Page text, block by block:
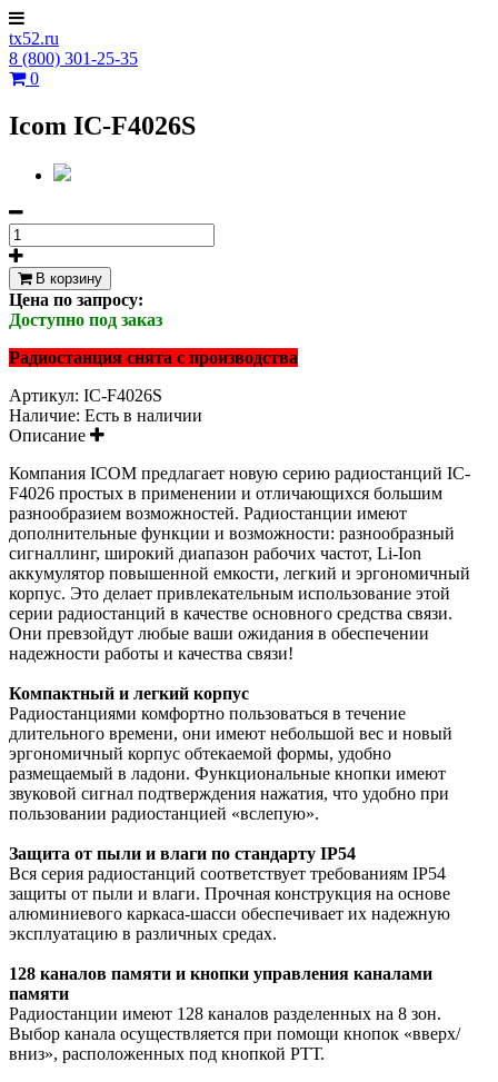
tx52.ru
8 (800) 301-25-35
0
Icom IC-F4026S
В корзину
Цена по запросу:
Доступно под заказ
Радиостанция снята с производства
Артикул: IC-F4026S
Наличие: Есть в наличии
Описание
Компания ICOM предлагает новую серию радиостанций IC-
F4026 простых в применении и отличающихся большим
разнообразием возможностей. Радиостанции имеют
дополнительные функции и возможности: разнообразный
сигналлинг, широкий диапазон рабочих частот, Li-Ion
аккумулятор повышенной емкости, легкий и эргономичный
корпус. Это делает привлекательным использование этой
серии радиостанций в качестве основного средства связи.
Они превзойдут любые ваши ожидания в обеспечении
надежности работы и качества связи!
Компактный и легкий корпус
Радиостанциями комфортно пользоваться в течение
длительного времени, они имеют небольшой вес и новый
эргономичный корпус обтекаемой формы, удобно
размещаемый в ладони. Функциональные кнопки имеют
звуковой сигнал подтверждения нажатия, что удобно при
пользовании радиостанцией «вслепую».
Защита от пыли и влаги по стандарту IP54
Вся серия радиостанций соответствует требованиям IP54
защиты от пыли и влаги. Прочная конструкция на основе
алюминиевого каркаса-шасси обеспечивает их надежную
эксплуатацию в различных средах.
128 каналов памяти и кнопки управления каналами
памяти
Радиостанции имеют 128 каналов разделенных на 8 зон.
Выбор канала осуществляется при помощи кнопок «вверх/
вниз», расположенных под кнопкой РТТ.